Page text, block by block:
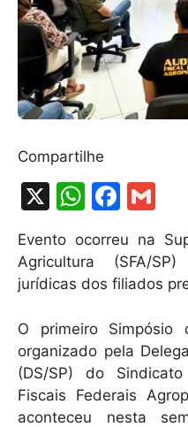
Compartilhe
X
W
at
s
p
p
F
c
e
o
o
k
m
ai
l
Evento ocorreu na
Agricultura (SFA/
jurídicas dos filiados
O primeiro Simpósio
organizado pela
(DS/SP) do
Fiscais Federais
aconteceu nesta